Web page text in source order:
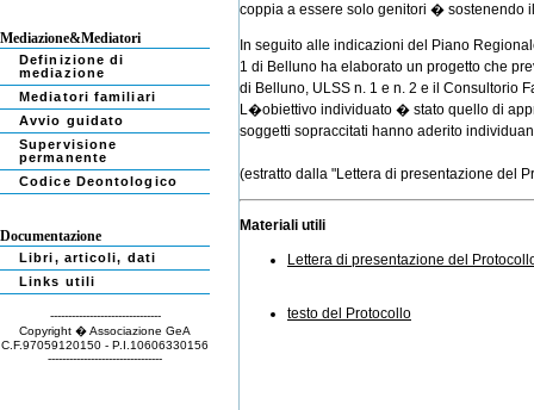
Mediazione&Mediatori
Definizione di
mediazione
Mediatori familiari
Avvio guidato
Supervisione
permanente
Codice Deontologico
Documentazione
Libri, articoli, dati
Links utili
-------------------------------
Copyright � Associazione GeA
C.F.97059120150 - P.I.10606330156
--------------------------------
coppia a essere solo genitori � sostenendo
In seguito alle indicazioni del Piano
1 di Belluno ha elaborato un progetto che
di Belluno, ULSS n. 1 e n. 2 e il Consultorio
L�obiettivo individuato � stato quello di
soggetti sopraccitati hanno aderito
(estratto dalla "Lettera di presentazione del
Materiali utili
Lettera di presentazione del
testo del Protocollo